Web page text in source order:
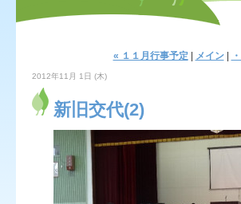
« １１月行事予定 メイン|
2012年11月 1日 (木)
新旧交代(2)